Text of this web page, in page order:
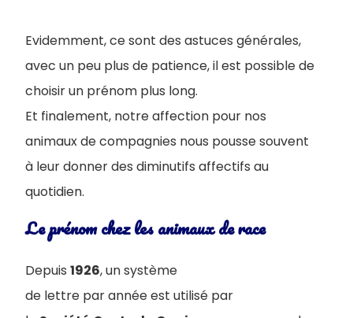
Evidemment, ce sont des astuces générales,
avec un peu plus de patience, il est possible de
choisir un prénom plus long.
Et finalement, notre affection pour nos
animaux de compagnies nous pousse souvent
à leur donner des diminutifs affectifs au
quotidien.
Le prénom chez les animaux de race
Depuis 1926, un système
de lettre par année est utilisé par